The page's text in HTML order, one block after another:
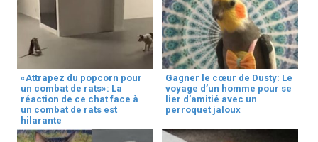
«Attrapez du popcorn pour
un combat de rats»: La
réaction de ce chat face à
un combat de rats est
hilarante
Gagner le cœur de Dusty: Le
voyage d’un homme pour se
lier d’amitié avec un
perroquet jaloux